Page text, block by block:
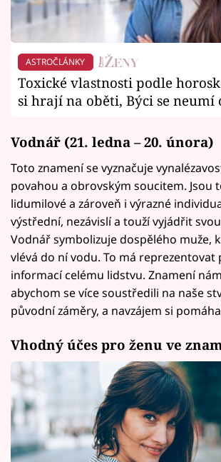
ASTROČLÁNKY
Toxické vlastnosti podle
si hrají na oběti, Býci se
Vodnář (21. ledna – 20. února)
Toto znamení se vyznačuje
povahou a obrovským soucitem. Jsou
lidumilové a zároveň i výrazné
výstřední, nezávislí a touží vyjádřit
Vodnář symbolizuje dospělého muže,
vlévá do ní vodu. To má reprezentovat
informací celému lidstvu. Znamení
abychom se více soustředili na naše
původní záměry, a navzájem si
Vhodný účes pro ženu ve